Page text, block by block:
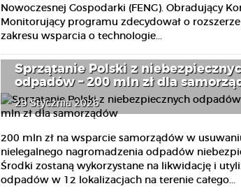
Nowoczesnej Gospodarki (FENG). Obradujący
Monitorujący programu zdecydował o
zakresu wsparcia o technologie...
Sprzątanie Polski z
odpadów – 200 mln zł dla
29 Stycznia 2026
200 mln zł na wsparcie samorządów w
nielegalnego nagromadzenia odpadów
Środki zostaną wykorzystane na likwidację i
odpadów w 12 lokalizacjach na terenie całego...